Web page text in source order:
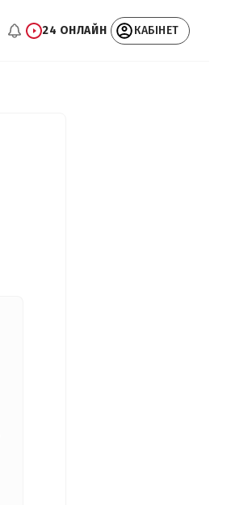
24 ОНЛАЙН КАБІНЕТ